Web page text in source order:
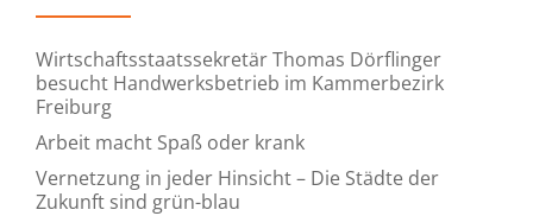
Wirtschaftsstaatssekretär Thomas Dörflinger
besucht Handwerksbetrieb im Kammerbezirk
Freiburg
Arbeit macht Spaß oder krank
Vernetzung in jeder Hinsicht – Die Städte der
Zukunft sind grün-blau